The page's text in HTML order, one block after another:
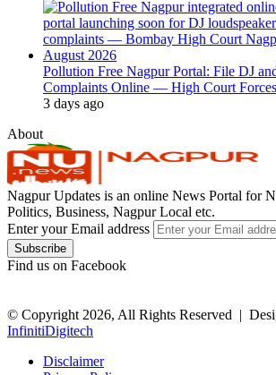
Pollution Free Nagpur Portal: File DJ
Complaints Online — High Court
3 days ago
About
Nagpur Updates is an online News Portal for
Politics, Business, Nagpur Local etc.
Enter your Email address
Find us on Facebook
© Copyright 2026, All Rights Reserved |
InfinitiDigitech
Disclaimer